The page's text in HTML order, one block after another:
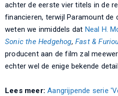
achter de eerste vier titels in de
financieren, terwijl Paramount de
weten we inmiddels dat Neal H.
Sonic the Hedgehog,Fast &
producent aan de film zal
echter wel de enige bekende
Lees meer: Aangrijpende serie